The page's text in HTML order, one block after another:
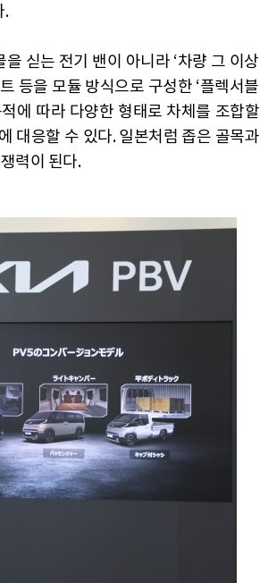
.
싣는 전기 밴이 아니라 ‘차량 그 이상
등을 모듈 방식으로 구성한 ‘플렉서블
에 따라 다양한 형태로 차체를 조합할
대응할 수 있다. 일본처럼 좁은 골목과
력이 된다.